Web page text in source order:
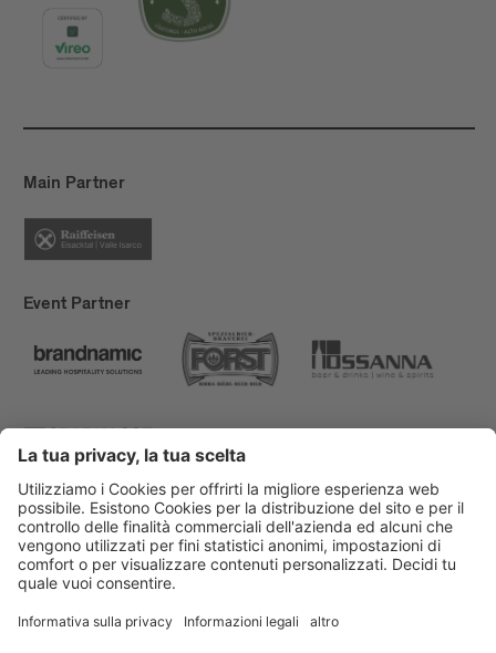
Main Partner
Event Partner
Bressanone Turismo
Privacy
Note legali
Finanziamenti
Mappa del sito
Cookie-Einstellungen